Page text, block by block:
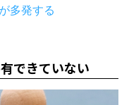
多発する
できていない